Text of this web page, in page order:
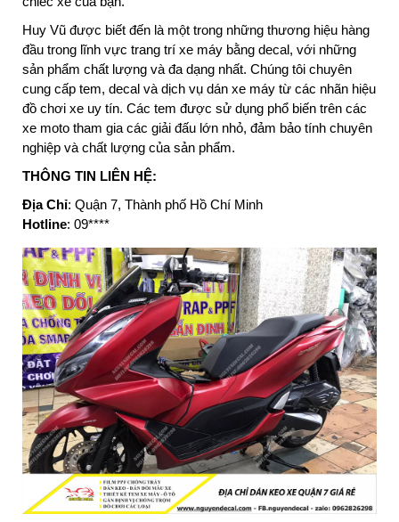
Huy Vũ được biết đến là một trong những thương hiệu hàng
đầu trong lĩnh vực trang trí xe máy bằng decal, với những
sản phẩm chất lượng và đa dạng nhất. Chúng tôi chuyên
cung cấp tem, decal và dịch vụ dán xe máy từ các nhãn hiệu
đồ chơi xe uy tín. Các tem được sử dụng phổ biến trên các
xe moto tham gia các giải đấu lớn nhỏ, đảm bảo tính chuyên
nghiệp và chất lượng của sản phẩm.
THÔNG TIN LIÊN HỆ:
Địa Chỉ: Quận 7, Thành phố Hồ Chí Minh
Hotline: 09****